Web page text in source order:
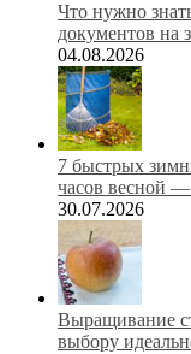
Что нужно
документов на
04.08.2026
7 быстрых
часов весной
30.07.2026
Выращивание
выбору